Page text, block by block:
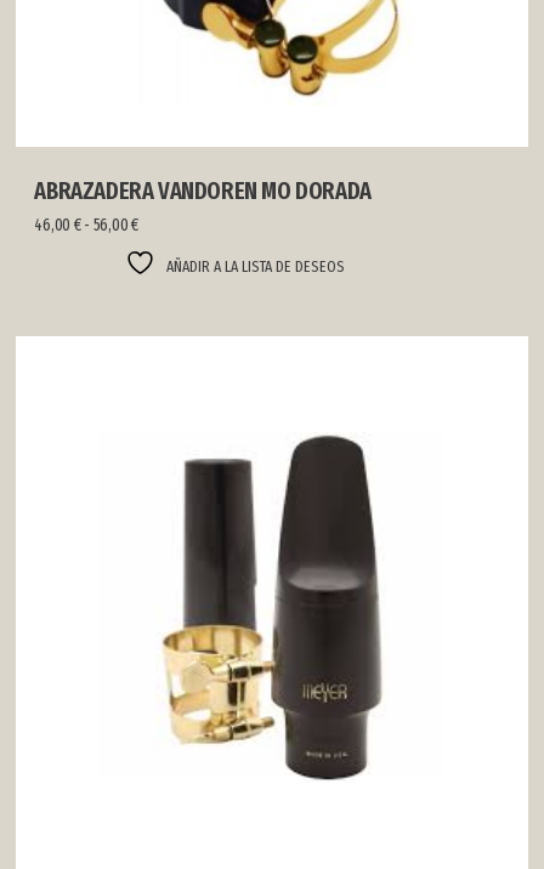
ABRAZADERA VANDOREN MO DORADA
46,00 € - 56,00€Rango
precios:AÑADIR A LA LISTA DE DESEOS